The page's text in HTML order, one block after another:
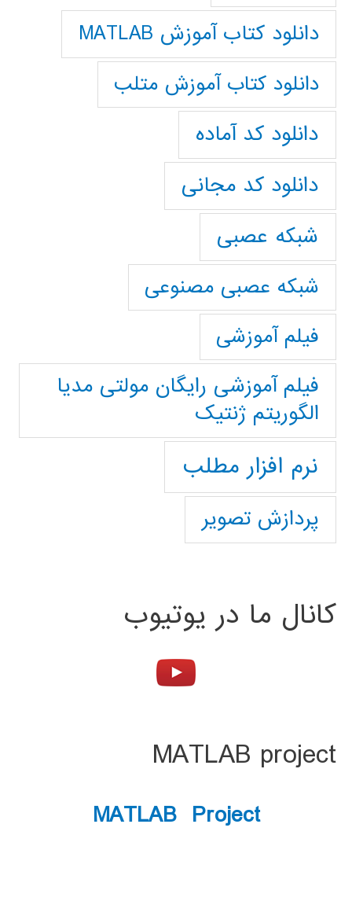
دانلود کتاب آموزش MATLAB
دانلود کتاب آموزش متلب
دانلود کد آماده
دانلود کد مجانی
شبکه عصبی
شبکه عصبی مصنوعی
فیلم آموزشی
فیلم آموزشی رایگان مولتی مدیا
الگوریتم ژنتیک
نرم افزار مطلب
پردازش تصویر
کانال ما در یوتیوب
MATLAB project
MATLAB Project